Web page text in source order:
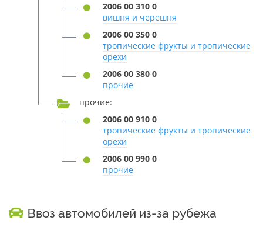
2006 00 310 0
вишня и черешня
2006 00 350 0
тропические фрукты и тропические
орехи
2006 00 380 0
прочие
прочие:
2006 00 910 0
тропические фрукты и тропические
орехи
2006 00 990 0
прочие
Ввоз автомобилей из-за рубежа